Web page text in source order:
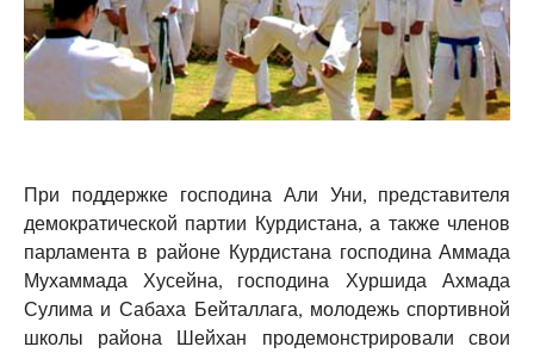
При поддержке господина Али Уни, представителя
демократической партии Курдистана, а также членов
парламента в районе Курдистана господина Аммада
Мухаммада Хусейна, господина Хуршида Ахмада
Сулима и Сабаха Бейталлага, молодежь спортивной
школы района Шейхан продемонстрировали свои